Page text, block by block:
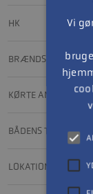
HK
BRÆNDSTOFSYSTEM
KØRTE ANTAL TIMER
BÅDENS TILSTAND
LOKATION
Vi